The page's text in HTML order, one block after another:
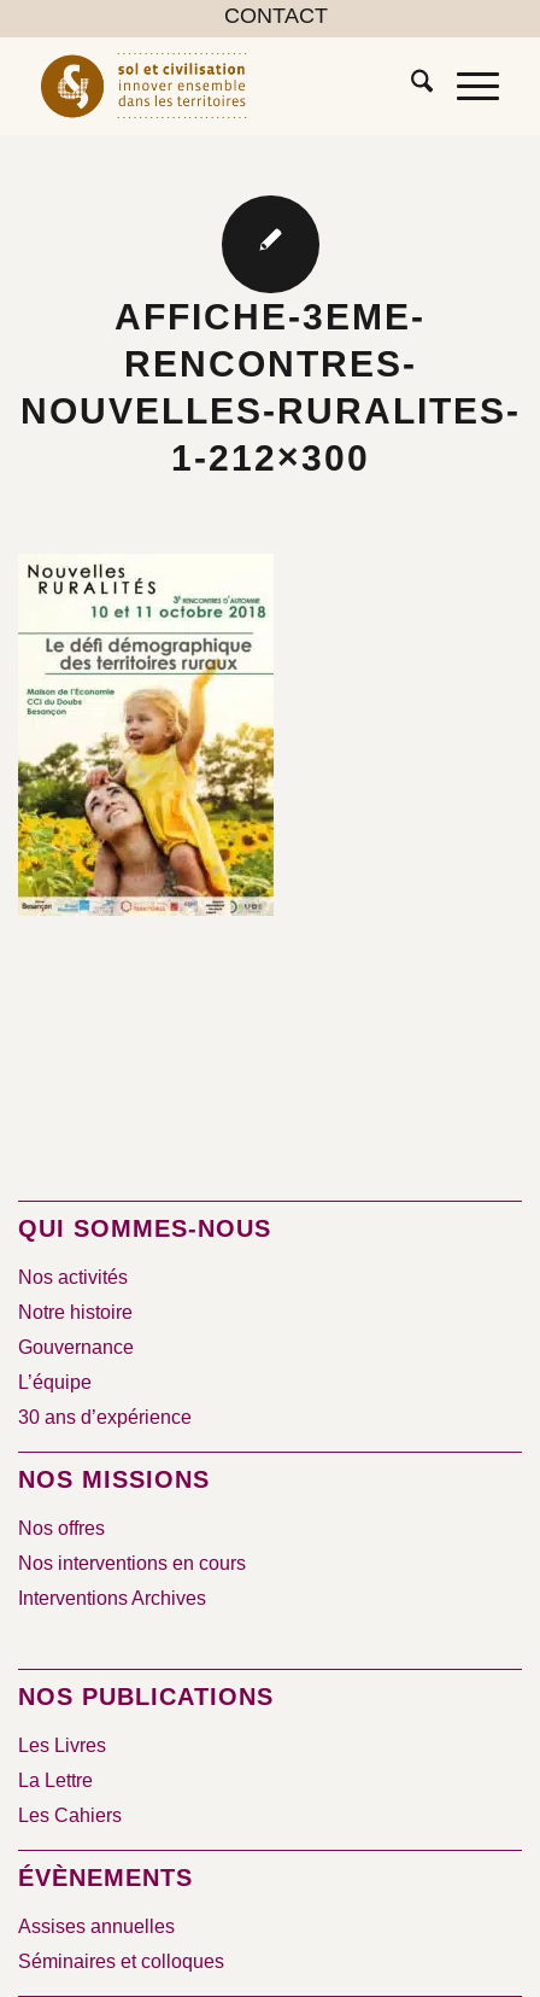
CONTACT
AFFICHE-3EME-
RENCONTRES-
NOUVELLES-RURALITES-
1-212×300
QUI SOMMES-NOUS
Nos activités
Notre histoire
Gouvernance
L’équipe
30 ans d’expérience
NOS MISSIONS
Nos offres
Nos interventions en cours
Interventions Archives
NOS PUBLICATIONS
Les Livres
La Lettre
Les Cahiers
ÉVÈNEMENTS
Assises annuelles
Séminaires et colloques